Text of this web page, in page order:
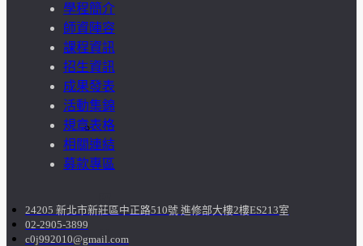
外
活
動
訪
談
片
學程簡介
師資陣容
課程資訊
招生資訊
成果發表
活動集錦
規章表格
相關連結
募款專區
24205 新北市新莊區中正路510號 進修部大樓2樓ES213室
02-2905-3899
c0j992010@gmail.com